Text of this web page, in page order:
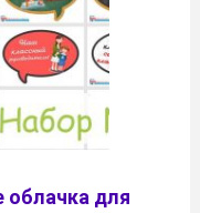
облачка для